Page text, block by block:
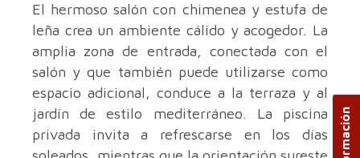
El hermoso salón con chimenea y estufa de
leña crea un ambiente cálido y acogedor. La
amplia zona de entrada, conectada con el
salón y que también puede utilizarse como
espacio adicional, conduce a la terraza y al
jardín de estilo mediterráneo. La piscina
privada invita a refrescarse en los días